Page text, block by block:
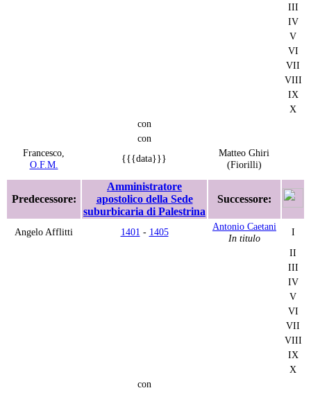
III
IV
V
VI
VII
VIII
IX
X
con
con
Francesco,
O.F.M.
{{{data}}}
Matteo Ghiri
(Fiorilli)
Predecessore:
Amministratore
apostolico della Sede
suburbicaria di Palestrina
Successore:
Angelo Afflitti 1401 - 1405
Antonio Caetani
In titulo
I
II
III
IV
V
VI
VII
VIII
IX
X
con